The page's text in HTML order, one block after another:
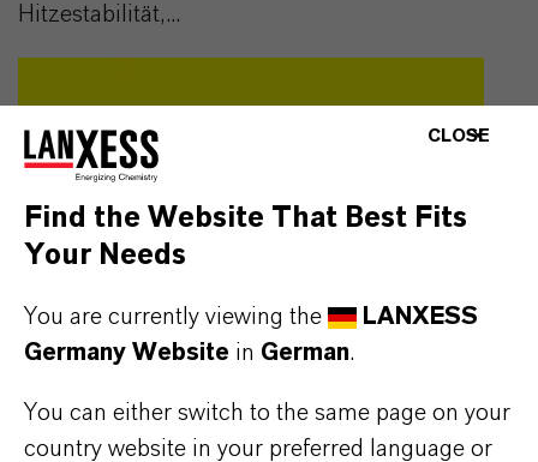
Hitzestabilität,...
CLOSE
Find the Website That Best Fits
Your Needs
You are currently viewing the
LANXESS
Germany Website in German.
You can either switch to the same page on your
country website in your preferred language or